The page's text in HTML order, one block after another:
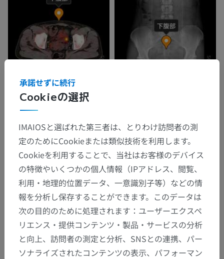
Cookieの選択
承諾せずに続行
IMAIOSと選ばれた第三者は、とりわけ訪問者の測
定のためにCookieまたは類似技術を利用します。
Cookieを利用することで、当社はお客様のデバイス
の特徴やいくつかの個人情報（IPアドレス、閲覧、
利用・地理的位置データ、一意識別子等）などの情
報を分析し保存することができます。このデータは
次の目的のために処理されます：ユーザーエクスペ
リエンス・提供コンテンツ・製品・サービスの分析
と向上、訪問者の測定と分析、SNSとの連携、パー
ソナライズされたコンテンツの表示、パフォーマン